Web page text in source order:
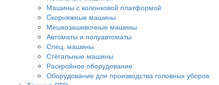
Машины с колонковой платформой
Cкорняжные машины
Мешкозашивочные машины
Автоматы и полуавтоматы
Спец. машины
Стёгальные машины
Раскройное оборудование
Оборудование для производства головных уборов